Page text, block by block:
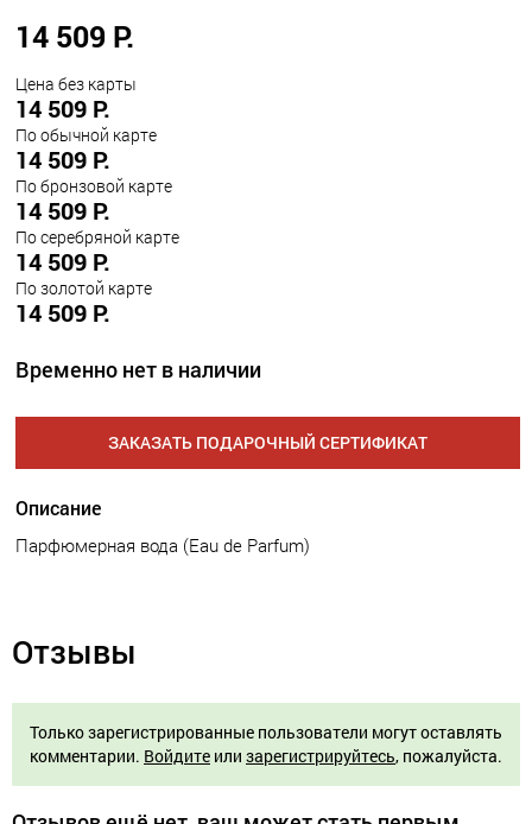
14 509 Р.
Цена без карты
14 509 Р.
По обычной карте
14 509 Р.
По бронзовой карте
14 509 Р.
По серебряной карте
14 509 Р.
По золотой карте
14 509 Р.
Временно нет в наличии
ЗАКАЗАТЬ ПОДАРОЧНЫЙ СЕРТИФИКАТ
Описание
Парфюмерная вода (Eau de Parfum)
Отзывы
Только зарегистрированные пользователи могут оставлять
комментарии. Войдите или зарегистрируйтесь, пожалуйста.